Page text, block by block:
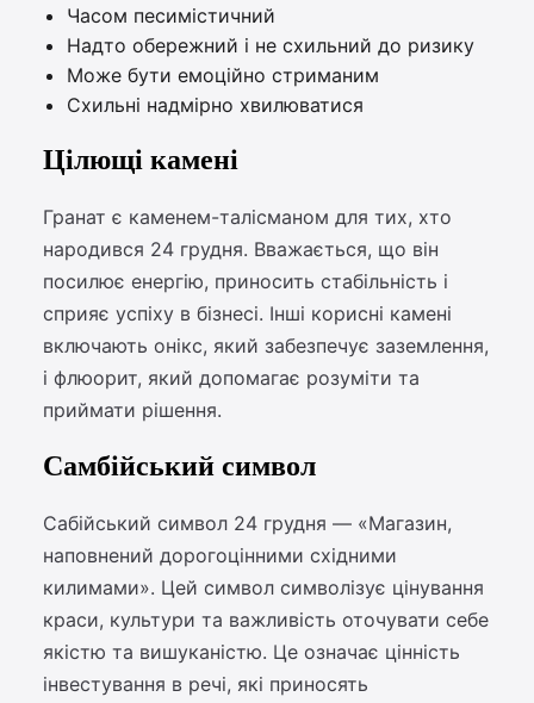
Часом песимістичний
Надто обережний і не схильний до ризику
Може бути емоційно стриманим
Схильні надмірно хвилюватися
Цілющі камені
Гранат є каменем-талісманом для тих, хто
народився 24 грудня. Вважається, що він
посилює енергію, приносить стабільність і
сприяє успіху в бізнесі. Інші корисні камені
включають онікс, який забезпечує заземлення,
і флюорит, який допомагає розуміти та
приймати рішення.
Самбійський символ
Сабійський символ 24 грудня — «Магазин,
наповнений дорогоцінними східними
килимами». Цей символ символізує цінування
краси, культури та важливість оточувати себе
якістю та вишуканістю. Це означає цінність
інвестування в речі, які приносять